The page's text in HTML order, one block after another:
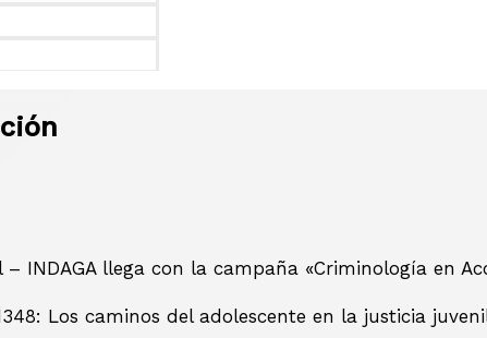
INDAGA llega con la campaña «Criminología en
Los caminos del adolescente en la justicia